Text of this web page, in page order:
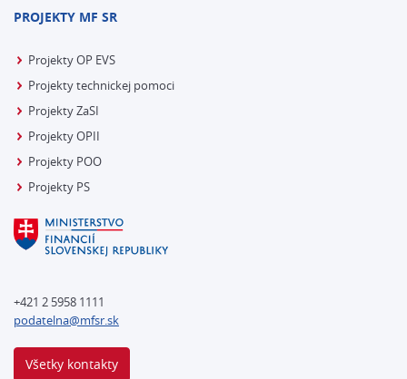
PROJEKTY MF SR
Projekty OP EVS
Projekty technickej pomoci
Projekty ZaSI
Projekty OPII
Projekty POO
Projekty PS
+421 2 5958 1111
podatelna@mfsr.sk
Všetky kontakty